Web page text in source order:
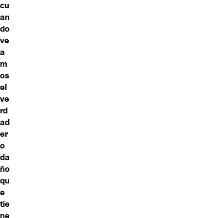
cu
an
do
ve
a
m
os
el
ve
rd
ad
er
o
da
ño
qu
e
tie
ne